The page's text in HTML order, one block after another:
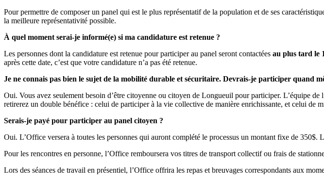
Pour permettre de composer un panel qui est le plus représentatif de la population et de ses
la meilleure représentativité possible.
À quel moment serai-je informé(e) si ma candidature est retenue ?
Les personnes dont la candidature est retenue pour participer au panel seront contactées au plus tard le
après cette date, c’est que votre candidature n’a pas été retenue.
Je ne connais pas bien le sujet de la mobilité durable et sécuritaire. Devrais-je participer quand
Oui. Vous avez seulement besoin d’être citoyenne ou citoyen de Longueuil pour participer. L’équipe
retirerez un double bénéfice : celui de participer à la vie collective de manière enrichissante, et celui de
Serais-je payé pour participer au panel citoyen ?
Oui. L’Office versera à toutes les personnes qui auront complété le processus un montant fixe de 350$.
Pour les rencontres en personne, l’Office remboursera vos titres de transport collectif ou frais de
Lors des séances de travail en présentiel, l’Office offrira les repas et breuvages correspondants aux